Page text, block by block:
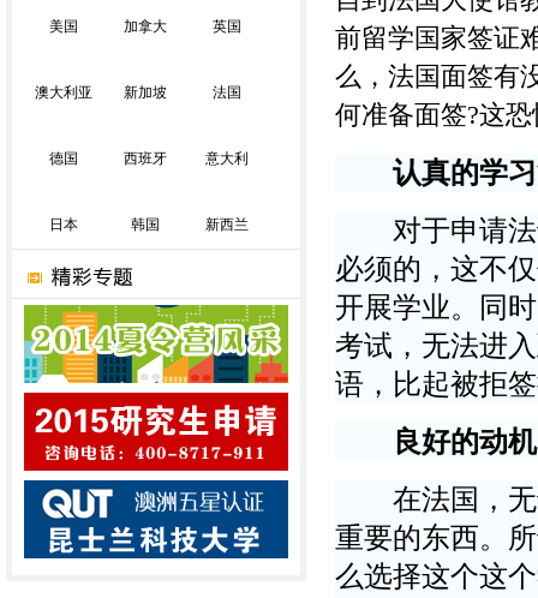
美国 加拿大 英国
澳大利亚 新加坡 法国
德国 西班牙 意大利
日本 韩国 新西兰
前留学国家签证
么，法国面签有
何准备面签?这
认真的学习
对于申请法
必须的，这不
开展学业。同
考试，无法进
语，比起被拒
良好的动机
在法国，无
重要的东西。
么选择这个这